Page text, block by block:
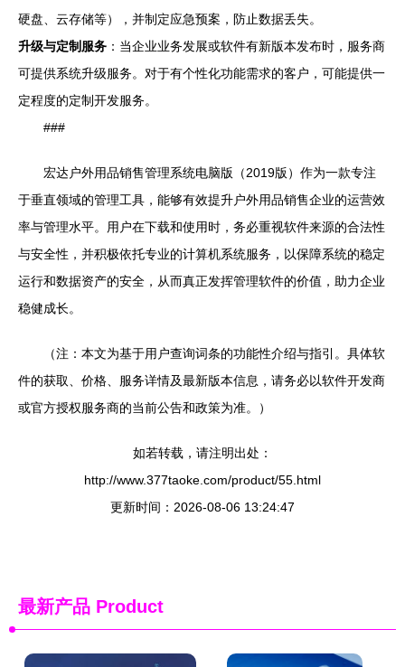
硬盘、云存储等），并制定应急预案，防止数据丢失。
升级与定制服务 ：当企业业务发展或软件有新版本发布时，服务商
可提供系统升级服务。对于有个性化功能需求的客户，可能提供一
定程度的定制开发服务。
###
宏达户外用品销售管理系统电脑版（2019版）作为一款专注
于垂直领域的管理工具，能够有效提升户外用品销售企业的运营效
率与管理水平。用户在下载和使用时，务必重视软件来源的合法性
与安全性，并积极依托专业的计算机系统服务，以保障系统的稳定
运行和数据资产的安全，从而真正发挥管理软件的价值，助力企业
稳健成长。
（注：本文为基于用户查询词条的功能性介绍与指引。具体软
件的获取、价格、服务详情及最新版本信息，请务必以软件开发商
或官方授权服务商的当前公告和政策为准。）
如若转载，请注明出处：
http://www.377taoke.com/product/55.html
更新时间：2026-08-06 13:24:47
最新产品 Product